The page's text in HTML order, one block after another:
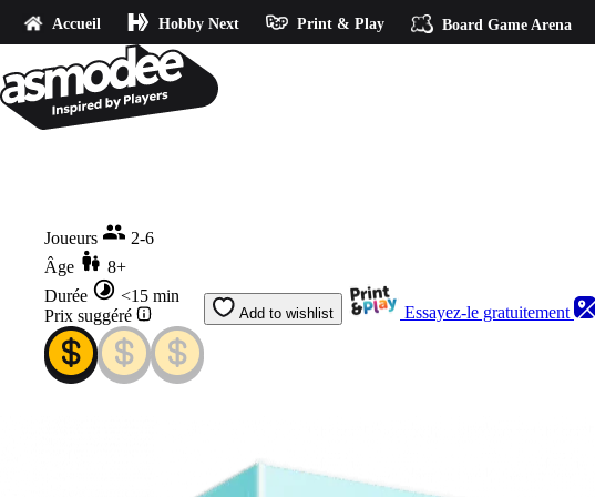
Accueil Hobby Next Print & Play Board Game Arena
Joueurs
2-6
Âge
8+
Durée
<15 min
Prix suggéré
Add to wishlist Essayez-le gratuitement